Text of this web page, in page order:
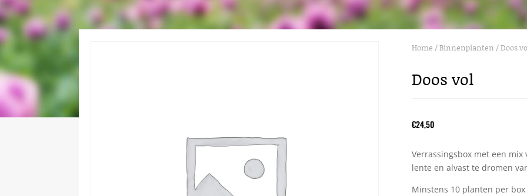
Home /Binnenplanten / Doos
Doos vol
€24,50
Verrassingsbox met een
lente en alvast te dromen
Minstens 10 planten per box